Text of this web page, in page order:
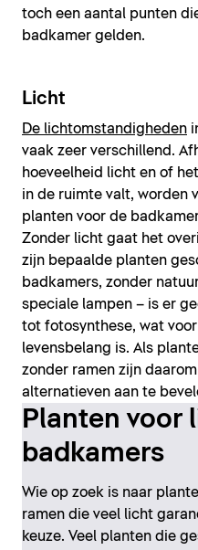
toch een aantal punten
badkamer gelden.
Licht
De lichtomstandigheden
vaak zeer verschillend.
hoeveelheid licht en of
in de ruimte valt, worden
planten voor de
Zonder licht gaat het
zijn bepaalde planten
badkamers, zonder
speciale lampen – is er
tot fotosynthese, wat
levensbelang is. Als
zonder ramen zijn
alternatieven aan te
Planten voor
badkamers
Wie op zoek is naar
ramen die veel licht
keuze. Veel planten die